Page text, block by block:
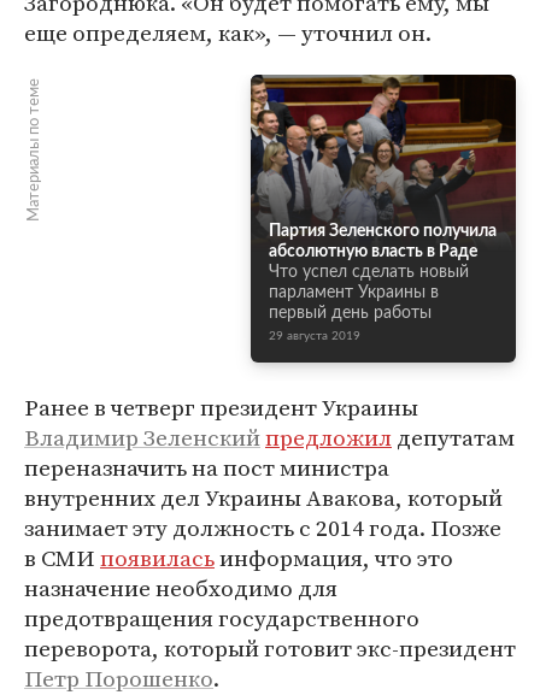
еще определяем, как», — уточнил он.
Материалы по теме
Партия Зеленского получила
абсолютную власть в Раде
Что успел сделать новый
парламент Украины в
первый день работы
29 августа 2019
Ранее в четверг президент Украины
Владимир Зеленскийпредложилдепутатам
переназначить на пост министра
внутренних дел Украины Авакова, который
занимает эту должность с 2014 года. Позже
в СМИпоявиласьинформация, что это
назначение необходимо для
предотвращения государственного
переворота, который готовит экс-президент
Петр Порошенко.